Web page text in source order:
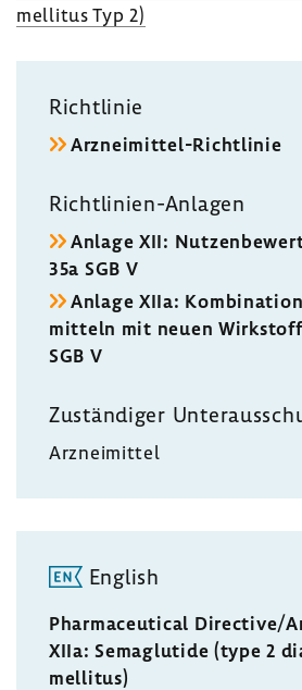
mellitus Typ 2)
Richt­linie
Arzneimittel-​Richtlinie
Richtlinien-​Anlagen
Anlage XII:
35a SGB V
Anlage XIIa:
mit­teln mit neuen
SGB V
Zustän­diger
Arznei­mittel
English
Pharmaceutical Directive/
XIIa: Semaglutide (type 2
mellitus)